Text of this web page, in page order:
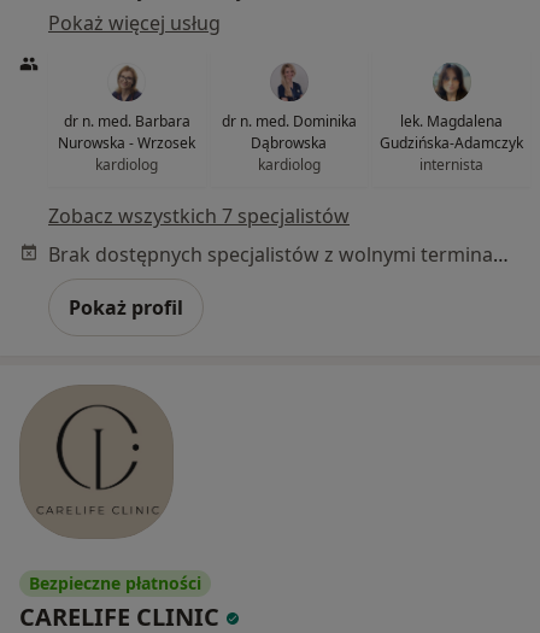
Pokaż więcej usług
dr n. med. Barbara
Nurowska - Wrzosek
kardiolog
dr n. med. Dominika
Dąbrowska
kardiolog
lek. Magdalena
Gudzińska-Adamczyk
internista
Zobacz wszystkich 7 specjalistów
Brak dostępnych specjalistów z wolnymi terminami w tym centrum medycznym.
Pokaż profil
Bezpieczne płatności
CARELIFE CLINIC